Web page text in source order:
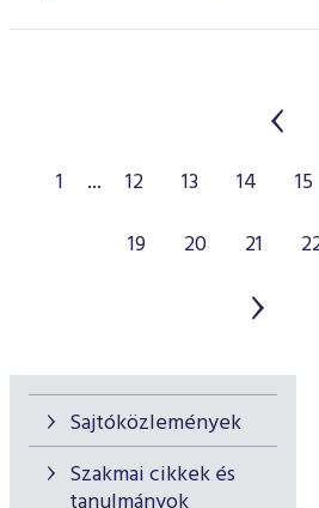
Sajtóközlemények
Szakmai cikkek és
1 ... 12 13 14 15
19
20 21